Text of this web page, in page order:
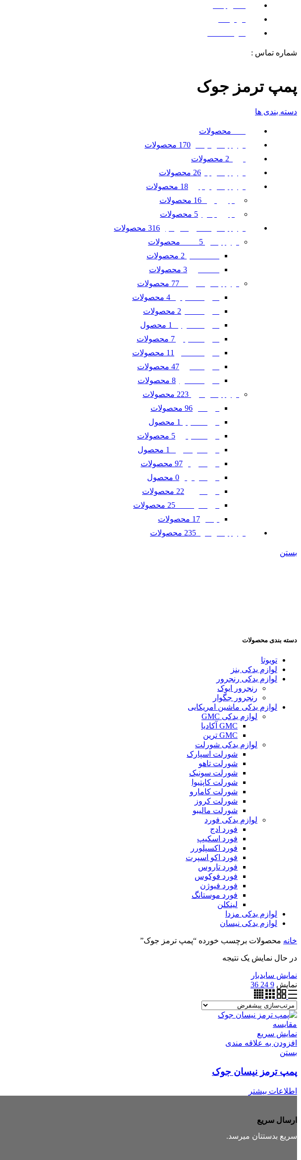
شماره تماس :
پمپ ترمز جوک
دسته بندی ها
محصولات
170 محصولات
2 محصولات
26 محصولات
18 محصولات
16 محصولات
5 محصولات
316 محصولات
5 محصولات
2 محصولات
3 محصولات
77 محصولات
4 محصولات
2 محصولات
1 محصول
7 محصولات
11 محصولات
47 محصولات
8 محصولات
223 محصولات
96 محصولات
1 محصول
5 محصولات
1 محصول
97 محصولات
0 محصول
22 محصولات
25 محصولات
17 محصولات
235 محصولات
بستن
دسته بندی محصولات
تویوتا
لوازم یدکی بنز
لوازم یدکی رنجرور
رنجرور ایوک
رنجرور جگوار
لوازم یدکی ماشین امریکایی
لوازم یدکی GMC
GMC آکادیا
GMC ترین
لوازم یدکی شورلت
شورلت اسپارک
شورلت تاهو
شورلت سونیک
شورلت کاپتیوا
شورلت کامارو
شورلت کروز
شورلت مالیبو
لوازم یدکی فورد
فورد ادج
فورد اسکیپ
فورد اکسپلورر
فورد اکو اسپرت
فورد تاروس
فورد فوکوس
فورد فیوژن
فورد موستانگ
لینکلن
لوازم یدکی مزدا
لوازم یدکی نیسان
خانه محصولات برچسب خورده “پمپ ترمز جوک”
در حال نمایش یک نتیجه
نمایش سایدبار
نمایش 9
24
36
مقایسه
نمایش سریع
افزودن به علاقه مندی
بستن
پمپ ترمز نیسان جوک
اطلاعات بیشتر
ارسال سریع
سریع بدستتان میرسد.